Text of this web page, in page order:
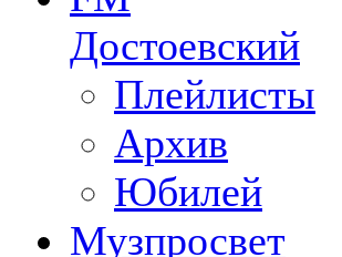
Достоевский
Плейлисты
Архив
Юбилей
Музпросвет